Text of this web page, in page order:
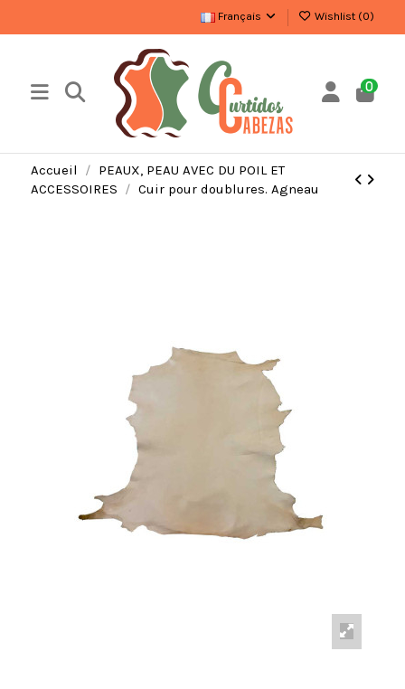
Français Wishlist (0)
0
Accueil
PEAUX, PEAU AVEC DU POIL ET
ACCESSOIRES
Cuir pour doublures. Agneau